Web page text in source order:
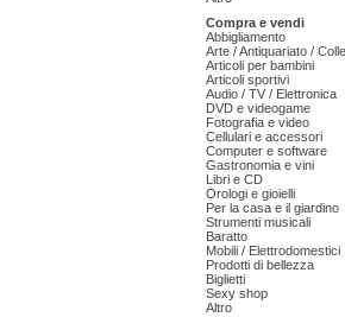
Compra e vendi
Abbigliamento
Arte / Antiquariato /
Articoli per bambini
Articoli sportivi
Audio / TV / Elettronica
DVD e videogame
Fotografia e video
Cellulari e accessori
Computer e software
Gastronomia e vini
Libri e CD
Orologi e gioielli
Per la casa e il giardino
Strumenti musicali
Baratto
Mobili / Elettrodomestici
Prodotti di bellezza
Biglietti
Sexy shop
Altro